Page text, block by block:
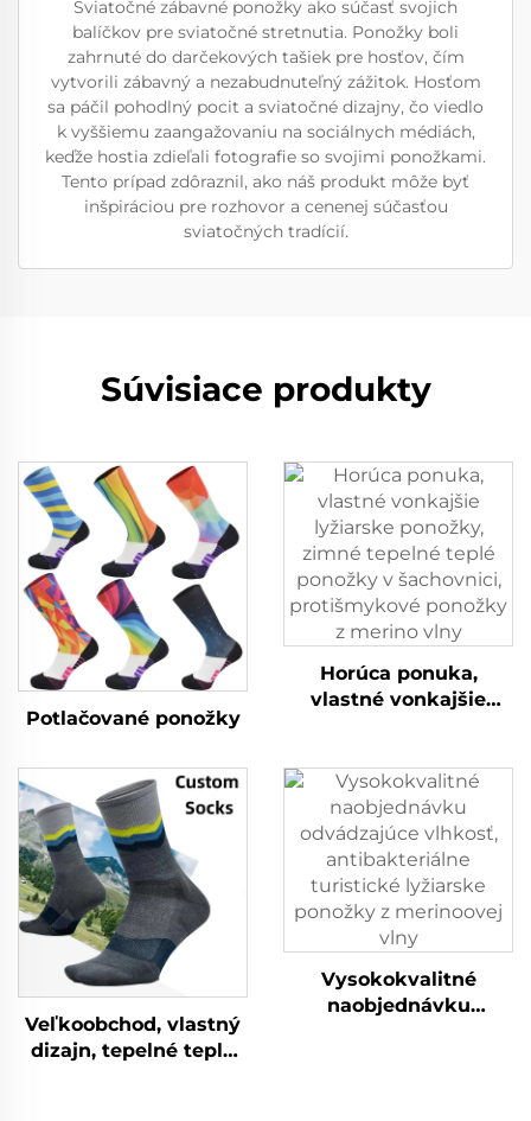
Sviatočné zábavné ponožky ako súčasť svojich
balíčkov pre sviatočné stretnutia. Ponožky boli
zahrnuté do darčekových tašiek pre hosťov, čím
vytvorili zábavný a nezabudnuteľný zážitok. Hosťom
sa páčil pohodlný pocit a sviatočné dizajny, čo viedlo
k vyššiemu zaangažovaniu na sociálnych médiách,
keďže hostia zdieľali fotografie so svojimi ponožkami.
Tento prípad zdôraznil, ako náš produkt môže byť
inšpiráciou pre rozhovor a cenenej súčasťou
sviatočných tradícií.
Súvisiace produkty
Potlačované ponožky
Horúca ponuka,
vlastné vonkajšie
ponožky v šachovnici,
protišmykové ponožky
z merino vlny
Veľkoobchod, vlastný
dizajn, tepelné teplé
Vysokokvalitné
naobjednávku